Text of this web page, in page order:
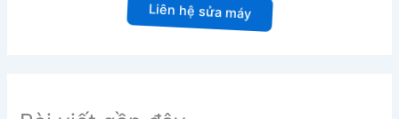
Liên hệ sửa máy